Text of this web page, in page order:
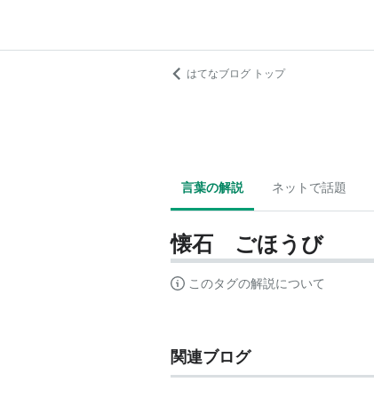
はてなブログ トップ
言葉の解説 ネットで話題
懐石 ごほうび
このタグの解説について
関連ブログ